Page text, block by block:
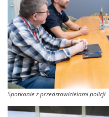
Spotkanie z przedstawicielami policji